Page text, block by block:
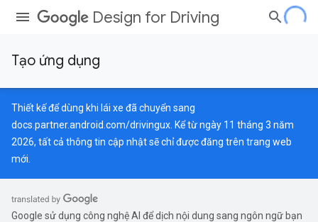
Design for Driving
Tạo ứng dụng
Thiết kế để dùng khi lái xe đã chuyển sang
docs.partner.android.com/drivingux . Kể từ ngày 11 tháng 3 năm
2026, tất cả thông tin cập nhật sẽ chỉ được đăng trên trang web
mới.
Google sử dụng công nghệ AI để dịch nội dung sang ngôn ngữ bạn